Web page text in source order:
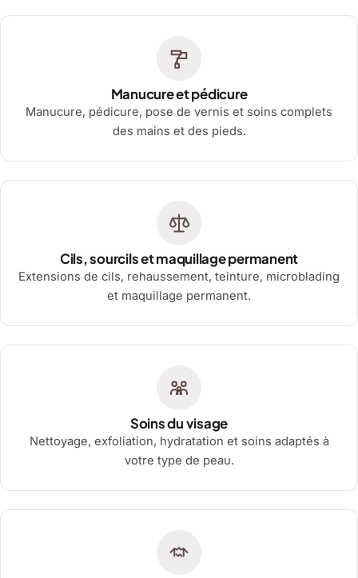
Manucure et pédicure
Manucure, pédicure, pose de vernis et soins complets
des mains et des pieds.
Cils, sourcils et maquillage permanent
Extensions de cils, rehaussement, teinture, microblading
et maquillage permanent.
Soins du visage
Nettoyage, exfoliation, hydratation et soins adaptés à
votre type de peau.